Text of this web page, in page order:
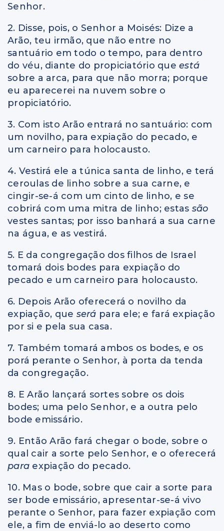
Senhor.
2. Disse, pois, o Senhor a Moisés: Dize a
Arão, teu irmão, que não entre no
santuário em todo o tempo, para dentro
do véu, diante do propiciatório que está
sobre a arca, para que não morra; porque
eu aparecerei na nuvem sobre o
propiciatório.
3. Com isto Arão entrará no santuário: com
um novilho, para expiação do pecado, e
um carneiro para holocausto.
4. Vestirá ele a túnica santa de linho, e terá
ceroulas de linho sobre a sua carne, e
cingir-se-á com um cinto de linho, e se
cobrirá com uma mitra de linho; estas são
vestes santas; por isso banhará a sua carne
na água, e as vestirá.
5. E da congregação dos filhos de Israel
tomará dois bodes para expiação do
pecado e um carneiro para holocausto.
6. Depois Arão oferecerá o novilho da
expiação, que será para ele; e fará expiação
por si e pela sua casa.
7. Também tomará ambos os bodes, e os
porá perante o Senhor, à porta da tenda
da congregação.
8. E Arão lançará sortes sobre os dois
bodes; uma pelo Senhor, e a outra pelo
bode emissário.
9. Então Arão fará chegar o bode, sobre o
qual cair a sorte pelo Senhor, e o oferecerá
para expiação do pecado.
10. Mas o bode, sobre que cair a sorte para
ser bode emissário, apresentar-se-á vivo
perante o Senhor, para fazer expiação com
ele, a fim de enviá-lo ao deserto como